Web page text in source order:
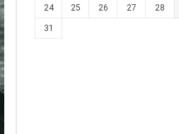
24 25 26 27 28
31